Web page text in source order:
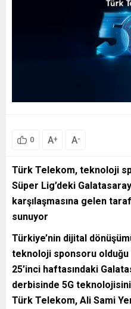
0 A+ A-
Türk Telekom, teknoloji
Süper Lig’deki
karşılaşmasına gelen
sunuyor
Türkiye’nin dijital
teknoloji sponsoru olduğu
25’inci haftasındaki
derbisinde 5G
Türk Telekom, Ali Sami